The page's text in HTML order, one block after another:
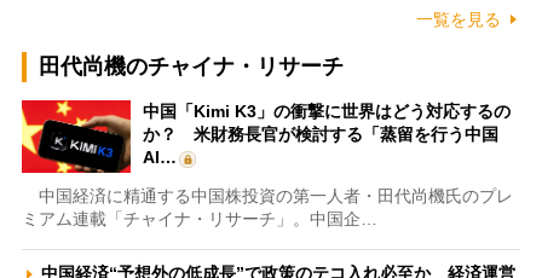
一覧を見る
田代尚機のチャイナ・リサーチ
中国「Kimi K3」の衝撃に世界はどう対応するの
か？ 米財務長官が検討する「蒸留を行う中国
AI…
中国経済に精通する中国株投資の第一人者・田代尚機氏のプレ
ミアム連載「チャイナ・リサーチ」。中国企…
中国経済“予想外の低成長”で政策のテコ入れ必至か 経済運営